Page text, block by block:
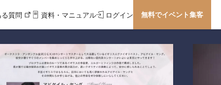
質問 資料・マニュアル ログイン 無料でイベント集客